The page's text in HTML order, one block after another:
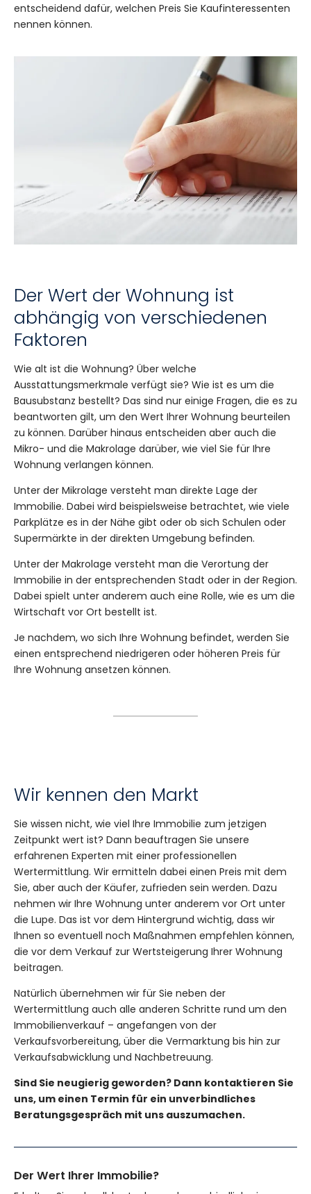
entscheidend dafür, welchen Preis Sie Kaufinteressenten
nennen können.
Der Wert der Wohnung ist
abhängig von verschiedenen
Faktoren
Wie alt ist die Wohnung? Über welche
Ausstattungsmerkmale verfügt sie? Wie ist es um die
Bausubstanz bestellt? Das sind nur einige Fragen, die es zu
beantworten gilt, um den Wert Ihrer Wohnung beurteilen
zu können. Darüber hinaus entscheiden aber auch die
Mikro- und die Makrolage darüber, wie viel Sie für Ihre
Wohnung verlangen können.
Unter der Mikrolage versteht man direkte Lage der
Immobilie. Dabei wird beispielsweise betrachtet, wie viele
Parkplätze es in der Nähe gibt oder ob sich Schulen oder
Supermärkte in der direkten Umgebung befinden.
Unter der Makrolage versteht man die Verortung der
Immobilie in der entsprechenden Stadt oder in der Region.
Dabei spielt unter anderem auch eine Rolle, wie es um die
Wirtschaft vor Ort bestellt ist.
Je nachdem, wo sich Ihre Wohnung befindet, werden Sie
einen entsprechend niedrigeren oder höheren Preis für
Ihre Wohnung ansetzen können.
Wir kennen den Markt
Sie wissen nicht, wie viel Ihre Immobilie zum jetzigen
Zeitpunkt wert ist? Dann beauftragen Sie unsere
erfahrenen Experten mit einer professionellen
Wertermittlung. Wir ermitteln dabei einen Preis mit dem
Sie, aber auch der Käufer, zufrieden sein werden. Dazu
nehmen wir Ihre Wohnung unter anderem vor Ort unter
die Lupe. Das ist vor dem Hintergrund wichtig, dass wir
Ihnen so eventuell noch Maßnahmen empfehlen können,
die vor dem Verkauf zur Wertsteigerung Ihrer Wohnung
beitragen.
Natürlich übernehmen wir für Sie neben der
Wertermittlung auch alle anderen Schritte rund um den
Immobilienverkauf – angefangen von der
Verkaufsvorbereitung, über die Vermarktung bis hin zur
Verkaufsabwicklung und Nachbetreuung.
Sind Sie neugierig geworden? Dann kontaktieren Sie
uns, um einen Termin für ein unverbindliches
Beratungsgespräch mit uns auszumachen.
Der Wert Ihrer Immobilie?